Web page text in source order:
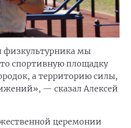
физкультурника мы
спортивную площадку
а территорию силы,
— сказал Алексей
церемонии